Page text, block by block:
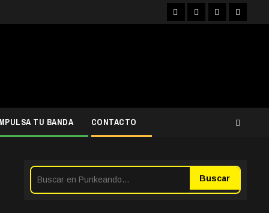
FacebookInstagram
YouTubeTwitter
TU BANDA CONTACTO
Buscar